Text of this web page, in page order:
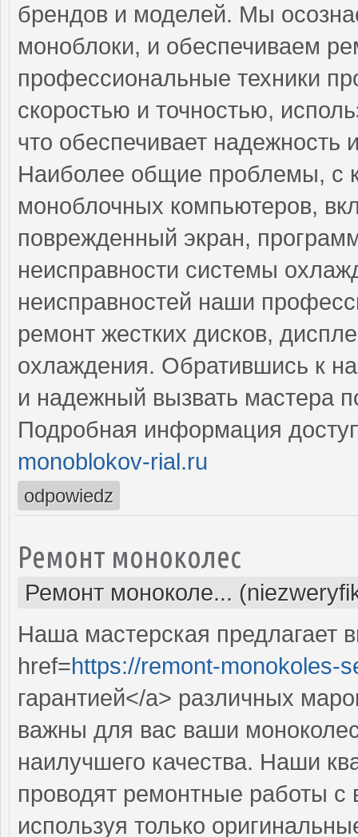
брендов и моделей. Мы
моноблоки, и обеспечиваем
профессиональные техники
скоростью и точностью,
что обеспечивает надежность
Наиболее общие проблемы, с
моноблочных компьютеров,
поврежденный экран,
неисправности системы
неисправностей наши
ремонт жестких дисков,
охлаждения. Обратившись к
и надежный вызвать мастера
Подробная информация
monoblokov-rial.ru
odpowiedz
Ремонт моноколес
Ремонт моноколе...
Наша мастерская предлагает
href=https://remont-monokoles-
гарантией</a> различных
важны для вас ваши
наилучшего качества. Наши
проводят ремонтные работы с
используя только